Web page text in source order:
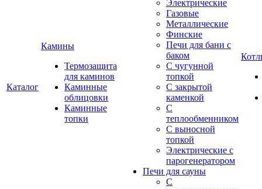
Каталог
Камины
Термозащита
для каминов
Каминные
облицовки
Каминные
топки
Электрические
Газовые
Металлические
Финские
Печи для бани с
баком
С чугунной
топкой
С закрытой
каменкой
С
теплообменником
С выносной
топкой
Электрические с
парогенератором
Печи для сауны
С